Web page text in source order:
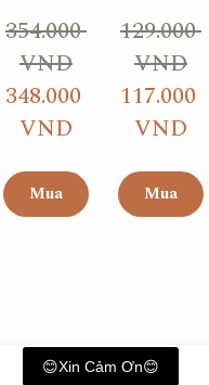
354.000
VND
348.000
VND
Mua
129.000
VND
117.000
VND
Mua
😊Xin Cảm Ơn😊